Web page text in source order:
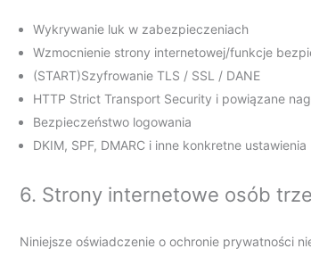
Wykrywanie luk w zabezpieczeniach
Wzmocnienie strony internetowej/funkcje
(START)Szyfrowanie TLS / SSL / DANE
HTTP Strict Transport Security i powiązane
Bezpieczeństwo logowania
DKIM, SPF, DMARC i inne konkretne ustawienia
6. Strony internetowe osób
Niniejsze oświadczenie o ochronie prywatności